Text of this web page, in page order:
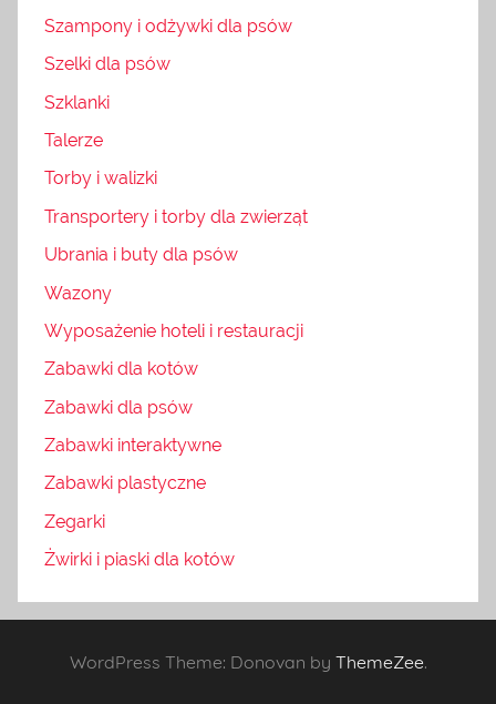
Szampony i odżywki dla psów
Szelki dla psów
Szklanki
Talerze
Torby i walizki
Transportery i torby dla zwierząt
Ubrania i buty dla psów
Wazony
Wyposażenie hoteli i restauracji
Zabawki dla kotów
Zabawki dla psów
Zabawki interaktywne
Zabawki plastyczne
Zegarki
Żwirki i piaski dla kotów
WordPress Theme: Donovan by ThemeZee.